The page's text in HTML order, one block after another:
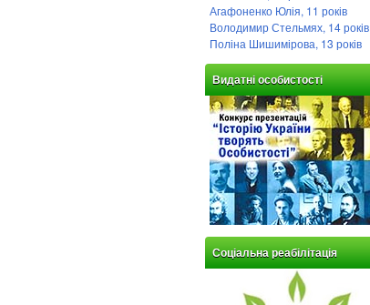
Агафоненко Юлія, 11 років
Володимир Стельмях, 14 років
Поліна Шишимірова, 13 років
Видатні особистості
Соціальна реабілітація